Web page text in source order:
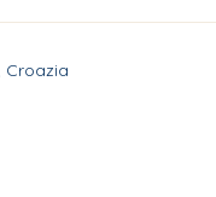
Croazia